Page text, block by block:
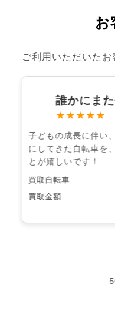
お
ご利用いただいたお
誰かにま
★★★★★
子どもの成長に伴い
にしてきた自転車を
とが嬉しいです！
買取自転車
買取金額